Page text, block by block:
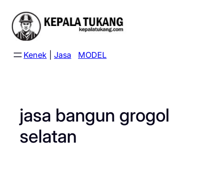
content
Kenek Jasa MODEL
jasa bangun grogol
selatan